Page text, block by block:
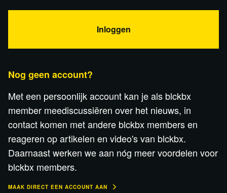
Inloggen
Nog geen account?
Met een persoonlijk account kan je als blckbx
member meediscussiëren over het nieuws, in
contact komen met andere blckbx members en
reageren op artikelen en video's van blckbx.
Daarnaast werken we aan nóg meer voordelen voor
blckbx members.
MAAK DIRECT EEN ACCOUNT AAN